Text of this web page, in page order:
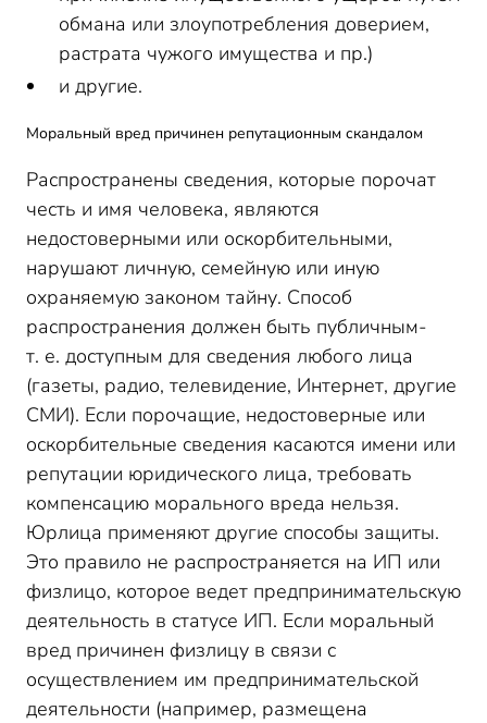
обмана или злоупотребления доверием,
растрата чужого имущества и пр.)
и другие.
Моральный вред причинен репутационным скандалом
Распространены сведения, которые порочат
честь и имя человека, являются
недостоверными или оскорбительными,
нарушают личную, семейную или иную
охраняемую законом тайну. Способ
распространения должен быть публичным-
т. е. доступным для сведения любого лица
(газеты, радио, телевидение, Интернет, другие
СМИ). Если порочащие, недостоверные или
оскорбительные сведения касаются имени или
репутации юридического лица, требовать
компенсацию морального вреда нельзя.
Юрлица применяют другие способы защиты.
Это правило не распространяется на ИП или
физлицо, которое ведет предпринимательскую
деятельность в статусе ИП. Если моральный
вред причинен физлицу в связи с
осуществлением им предпринимательской
деятельности (например, размещена